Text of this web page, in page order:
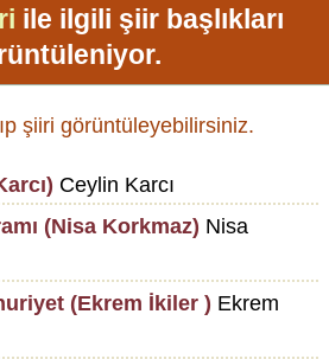
ile ilgili şiir başlıkları
şiiri görüntüleyebilirsiniz.
Ceylin Karcı
(Nisa Korkmaz) Nisa
(Ekrem İkiler ) Ekrem